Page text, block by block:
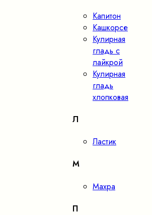
Капитон
Кашкорсе
Кулирная
гладь с
лайкрой
Кулирная
гладь
хлопковая
Л
Ластик
М
Махра
П